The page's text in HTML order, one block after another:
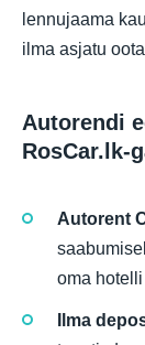
lennujaama
ilma asjatu
Autorendi
RosCar.lk-
Autorent
oma
Ilma